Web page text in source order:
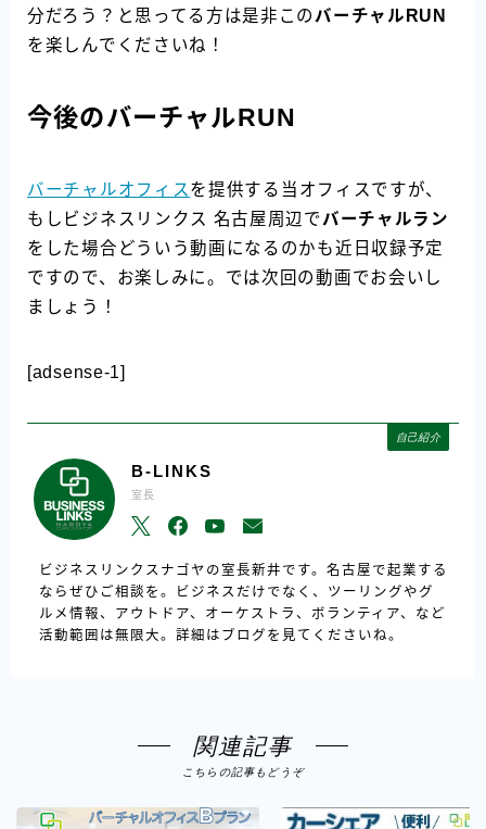
分だろう？と思ってる方は是非この バーチャルRUN
を楽しんでくださいね！
今後のバーチャルRUN
バーチャルオフィス を提供する当オフィスですが、
もしビジネスリンクス 名古屋周辺でバーチャルラン
をした場合どういう動画になるのかも近日収録予定
ですので、お楽しみに。では次回の動画でお会いし
ましょう！
[adsense-1]
自己紹介
B-LINKS
室長
ビジネスリンクスナゴヤの室長新井です。名古屋で起業する
ならぜひご相談を。ビジネスだけでなく、ツーリングやグ
ルメ情報、アウトドア、オーケストラ、ボランティア、など
活動範囲は無限大。詳細はブログを見てくださいね。
関連記事
こちらの記事もどうぞ